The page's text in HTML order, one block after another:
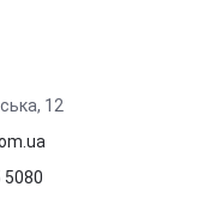
12
5080